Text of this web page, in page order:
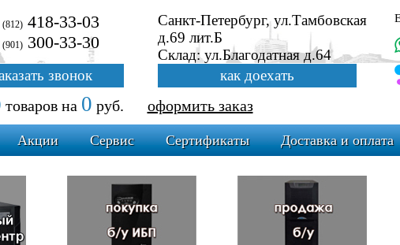
(812)418-33-03
(901)300-33-30
Санкт-Петербург, ул.Тамбовская
д.69 лит.Б
Склад: ул.Благодатная д.64
звонок как доехать
товаровна 0 руб. оформить заказ
Акции Сервис Сертификаты Доставка и оплата